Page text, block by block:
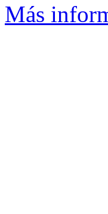
Más